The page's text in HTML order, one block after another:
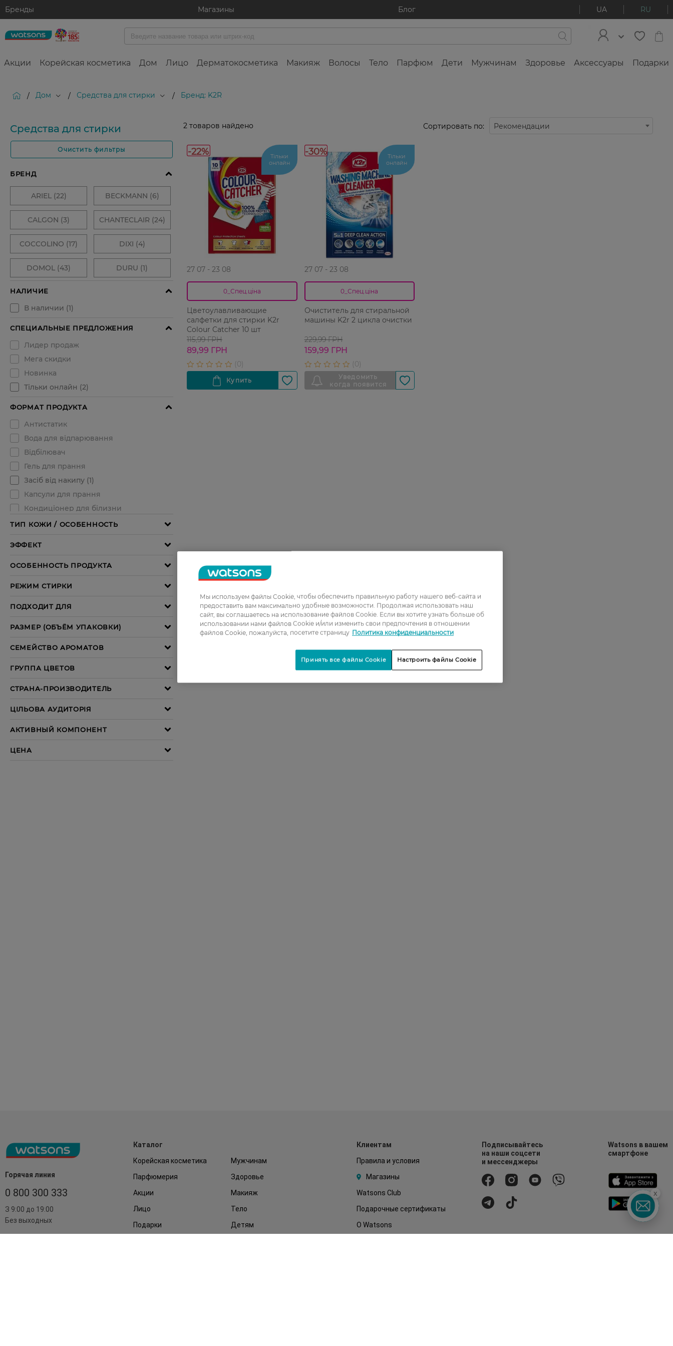
Бренды Магазины Блог UA RU
Акции Корейская косметика Дом Лицо Дерматокосметика Макияж Волосы Тело Парфюм Дети Мужчинам Здоровье Аксессуары Подарки
/ Дом / Средства для стирки / Бренд: K2R
Средства для стирки
Очистить фильтры
2 товаров найдено Сортировать по: Рекомендации
-22%
Тільки
онлайн
27 07 - 23 08
0_Спец.ціна
Цветоулавливающие
салфетки для стирки K2r
Colour Catcher 10 шт
115,99 ГРН
89,99 ГРН
-30%
Тільки
онлайн
27 07 - 23 08
0_Спец.ціна
Очиститель для стиральной
машины K2r 2 цикла очистки
229,99 ГРН
159,99 ГРН
Горячая линия
0 800 300 333
З 9:00 до 19:00
Без выходных
Каталог
Корейская косметика
Мужчинам
Парфюмерия
Здоровье
Акции
Макияж
Лицо
Тело
Подарки
Детям
Клиентам
Правила и условия
Магазины
Watsons Club
Подарочные сертификаты
О Watsons
Подписывайтесь
на наши соцсети
и мессенджеры
Watsons в вашем
смартфоне
x
Мы используем файлы Cookie, чтобы обеспечить правильную работу нашего веб-сайта и
предоставить вам максимально удобные возможности. Продолжая использовать наш
сайт, вы соглашаетесь на использование файлов Cookie. Если вы хотите узнать больше об
использовании нами файлов Cookie и/или изменить свои предпочтения в отношении
файлов Cookie, пожалуйста, посетите страницу Политика конфиденциальности
Настроить файлы Cookie
Принять все файлы Cookie